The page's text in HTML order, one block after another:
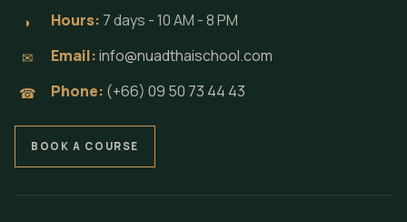
◗ Hours: 7 days - 10 AM - 8 PM
✉ Email:info@nuadthaischool.com
☎ Phone: (+66) 09 50 73 44 43
BOOK A COURSE